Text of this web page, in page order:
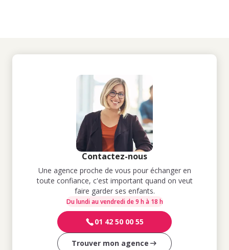
Contactez-nous
Une agence proche de vous pour échanger en
toute confiance, c'est important quand on veut
faire garder ses enfants.
Du lundi au vendredi de 9 h à 18 h
01 42 50 00 55
Trouver mon agence